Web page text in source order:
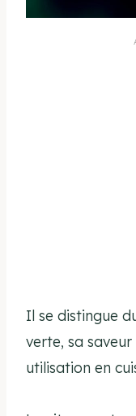
Il se distingue
verte, sa
utilisation en